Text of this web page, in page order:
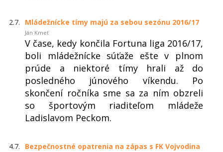
2.7. Mládežnícke tímy majú za sebou sezónu 2016/17
Ján Kmeť
V čase, kedy končila Fortuna liga 2016/17,
boli mládežnícke súťaže ešte v plnom
prúde a niektoré tímy hrali až do
posledného júnového víkendu. Po
skončení ročníka sme sa za ním obzreli
so športovým riaditeľom mládeže
Ladislavom Peckom.
4.7. Bezpečnostné opatrenia na zápas s FK Vojvodina